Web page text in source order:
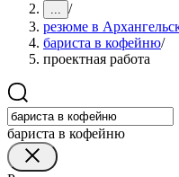
... /
резюме в
бариста в кофейню/
проектная работа
бариста в кофейню